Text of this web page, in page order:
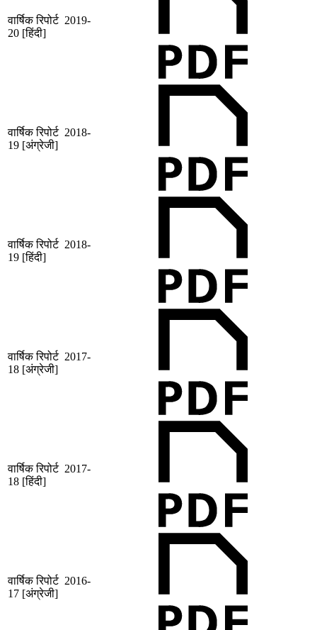
वार्षिक रिपोर्ट 2019-
20 [हिंदी]
वार्षिक रिपोर्ट 2018-
19 [अंग्रेजी]
वार्षिक रिपोर्ट 2018-
19 [हिंदी]
वार्षिक रिपोर्ट 2017-
18 [अंग्रेजी]
वार्षिक रिपोर्ट 2017-
18 [हिंदी]
वार्षिक रिपोर्ट 2016-
17 [अंग्रेजी]